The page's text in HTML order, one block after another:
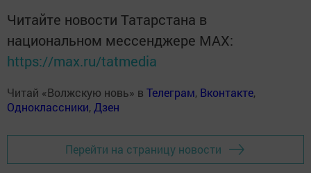
Читайте новости Татарстана в
национальном мессенджере MАХ:
https://max.ru/tatmedia
Читай «Волжскую новь» в Телеграм, Вконтакте,
Одноклассники, Дзен
Перейти на страницу новости